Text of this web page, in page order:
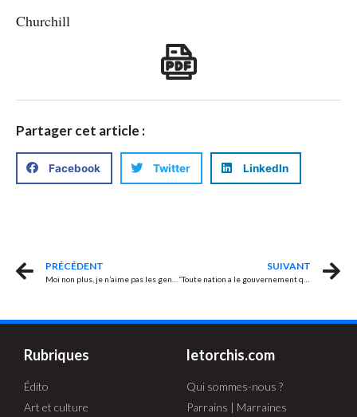
Churchill
Partager cet article :
Facebook Twitter LinkedIn
PRÉCÉDENT SUIVANT
Rubriques
Édito
Art et culture
letorchis.com
Qui sommes-nous ?
Parrains | Marraines